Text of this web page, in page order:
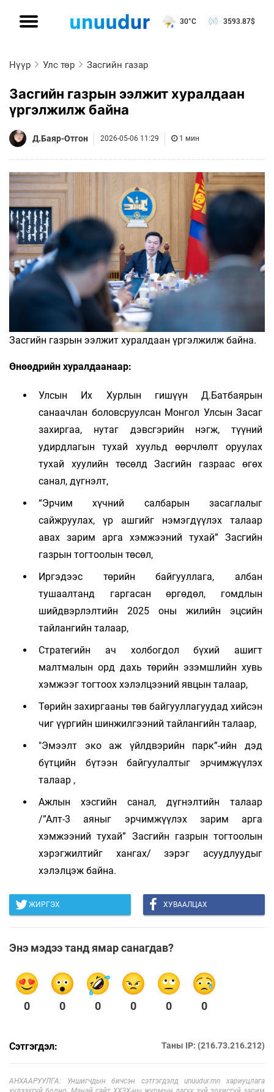
30°C 3593.87$
Нүүр Улс төр Засгийн газар
Засгийн газрын ээлжит хуралдаан
үргэлжилж байна
Д.Баяр-Отгон 2026-05-06 11:29 1 мин
Засгийн газрын ээлжит хуралдаан үргэлжилж байна.
Өнөөдрийн хуралдаанаар:
Улсын Их Хурлын гишүүн Д.Батбаярын
санаачлан боловсруулсан Монгол Улсын Засаг
захиргаа, нутаг дэвсгэрийн нэгж, түүний
удирдлагын тухай хуульд өөрчлөлт оруулах
тухай хуулийн төсөлд Засгийн газраас өгөх
санал, дүгнэлт,
“Эрчим хүчний салбарын засаглалыг
сайжруулах, үр ашгийг нэмэгдүүлэх талаар
авах зарим арга хэмжээний тухай” Засгийн
газрын тогтоолын төсөл,
Иргэдээс төрийн байгууллага, албан
тушаалтанд гаргасан өргөдөл, гомдлын
шийдвэрлэлтийн 2025 оны жилийн эцсийн
тайлангийн талаар,
Стратегийн ач холбогдол бүхий ашигт
малтмалын орд дахь төрийн эзэмшлийн хувь
хэмжээг тогтоох хэлэлцээний явцын талаар,
Төрийн захиргааны төв байгууллагуудад хийсэн
чиг үүргийн шинжилгээний тайлангийн талаар,
"Эмээлт эко аж үйлдвэрийн парк”-ийн дэд
бүтцийн бүтээн байгуулалтыг эрчимжүүлэх
талаар ,
Ажлын хэсгийн санал, дүгнэлтийн талаар
/”Алт-3 аяныг эрчимжүүлэх зарим арга
хэмжээний тухай” Засгийн газрын тогтоолын
хэрэгжилтийг хангах/ зэрэг асуудлуудыг
хэлэлцэж байна.
ЖИРГЭХ ХУВААЛЦАХ
Энэ мэдээ танд ямар санагдав?
0 0 0 0 0 0
Сэтгэгдэл: Таны IP: (216.73.216.212)
АНХААРУУЛГА: Уншигчдын бичсэн сэтгэгдэлд unuudur.mn хариуцлага